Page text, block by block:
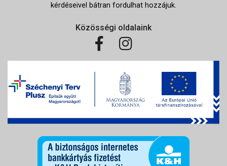
kérdéseivel bátran fordulhat hozzájuk.
Közösségi oldalaink